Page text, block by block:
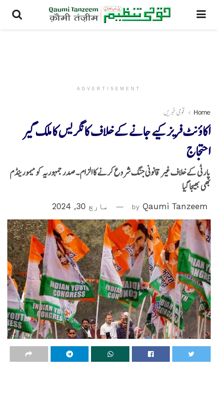
ADVERTISEMENT
Home قومی خبریں
اکاؤنٹ فریز کیے جانے کے خلاف کانگریس کا ملک گیر
احتجاج
پارٹی کے خلاف غیر قانونی جنگ شروع کرنے کا الزام۔صدر جمہوریہ کو میمورینڈم
بھی بھیجا گیا
by Qaumi Tanzeem مارچ 30, 2024